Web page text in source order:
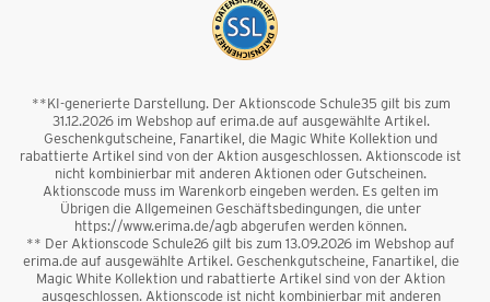
**KI-generierte Darstellung. Der Aktionscode Schule35 gilt bis zum
31.12.2026 im Webshop auf erima.de auf ausgewählte Artikel.
Geschenkgutscheine, Fanartikel, die Magic White Kollektion und
rabattierte Artikel sind von der Aktion ausgeschlossen. Aktionscode ist
nicht kombinierbar mit anderen Aktionen oder Gutscheinen.
Aktionscode muss im Warenkorb eingeben werden. Es gelten im
Übrigen die Allgemeinen Geschäftsbedingungen, die unter
https://www.erima.de/agb abgerufen werden können.
** Der Aktionscode Schule26 gilt bis zum 13.09.2026 im Webshop auf
erima.de auf ausgewählte Artikel. Geschenkgutscheine, Fanartikel, die
Magic White Kollektion und rabattierte Artikel sind von der Aktion
ausgeschlossen. Aktionscode ist nicht kombinierbar mit anderen